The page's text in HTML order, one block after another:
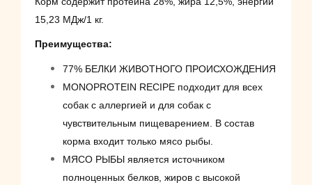
15,23 МДж/1 кг.
Преимущества:
77% БЕЛКИ ЖИВОТНОГО ПРОИСХОЖДЕНИЯ
MONOPROTEIN RECIPE подходит для всех
собак с аллергией и для собак с
чувствительным пищеварением. В состав
корма входит только мясо рыбы.
МЯСО РЫБЫ является источником
полноценных белков, жиров с высокой